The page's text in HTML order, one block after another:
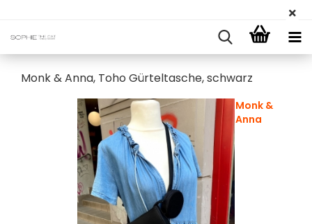
Monk & Anna, Toho Gürteltasche, schwarz
Monk &
Anna